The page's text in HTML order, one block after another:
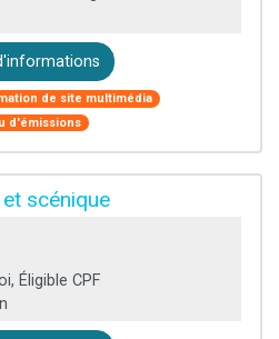
de site multimédia
d'émissions
scénique
Éligible CPF